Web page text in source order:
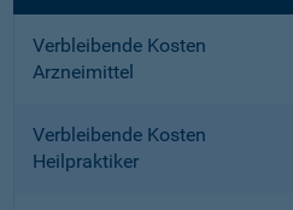
Verbleibende Kosten
Arzneimittel
Verbleibende Kosten
Heilpraktiker